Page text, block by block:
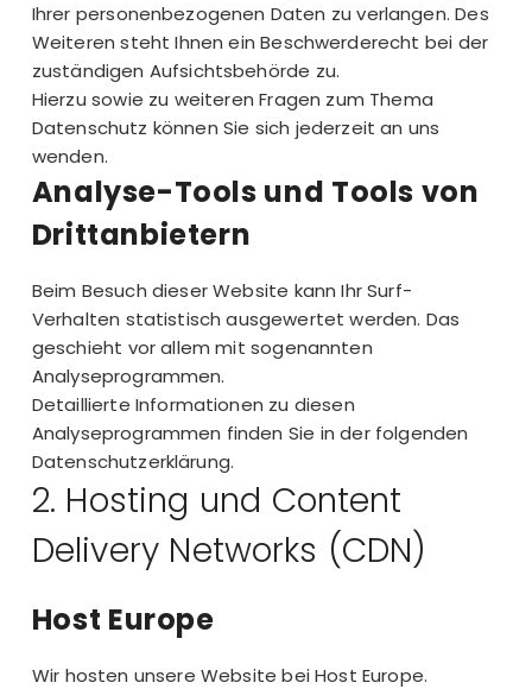
Ihrer personenbezogenen Daten zu verlangen. Des
Weiteren steht Ihnen ein Beschwerderecht bei der
zuständigen Aufsichtsbehörde zu.
Hierzu sowie zu weiteren Fragen zum Thema
Datenschutz können Sie sich jederzeit an uns
wenden.
Analyse-Tools und Tools von
Dritt­anbietern
Beim Besuch dieser Website kann Ihr Surf-
Verhalten statistisch ausgewertet werden. Das
geschieht vor allem mit sogenannten
Analyseprogrammen.
Detaillierte Informationen zu diesen
Analyseprogrammen finden Sie in der folgenden
Datenschutzerklärung.
2. Hosting und Content
Delivery Networks (CDN)
Host Europe
Wir hosten unsere Website bei Host Europe.